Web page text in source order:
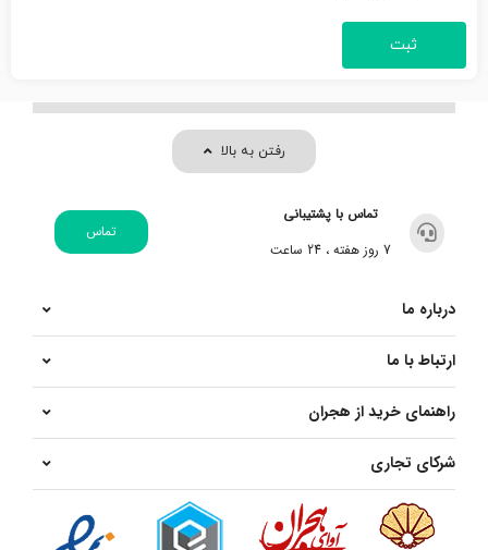
رفتن به بالا
تماس با پشتیبانی
7 روز هفته ، 24 ساعت
تماس
درباره ما
ارتباط با ما
راهنمای خرید از هجران
شرکای تجاری